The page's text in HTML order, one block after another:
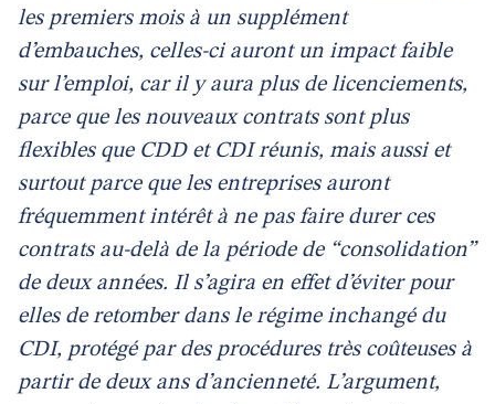
les premiers mois à un supplément
d’embauches, celles-ci auront un impact faible
sur l’emploi, car il y aura plus de licenciements,
parce que les nouveaux contrats sont plus
flexibles que CDD et CDI réunis, mais aussi et
surtout parce que les entreprises auront
fréquemment intérêt à ne pas faire durer ces
contrats au-delà de la période de “consolidation”
de deux années. Il s’agira en effet d’éviter pour
elles de retomber dans le régime inchangé du
CDI, protégé par des procédures très coûteuses à
partir de deux ans d’ancienneté. L’argument,